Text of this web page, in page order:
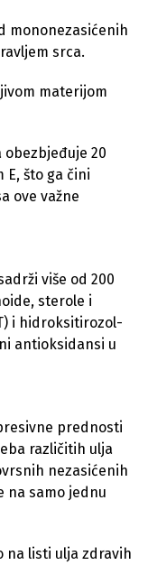
mononezasićenih
srca.
materijom
obezbjeđuje 20
što ga čini
ove važne
više od 200
sterole i
i hidroksitirozol-
antioksidansi u
prednosti
različitih ulja
nezasićenih
na samo jednu
na listi ulja zdravih